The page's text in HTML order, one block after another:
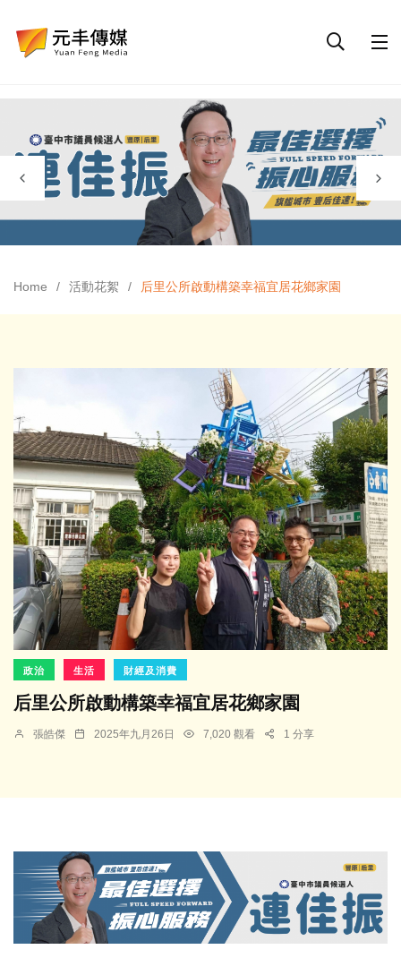
Home 活動花絮 后里公所啟動構築幸福宜居花鄉家園
政治 生活 財經及消費
后里公所啟動構築幸福宜居花鄉家園
張皓傑 2025年九月26日 7,020 觀看 1 分享